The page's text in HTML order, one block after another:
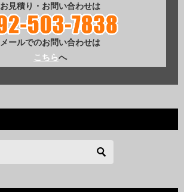
お見積り・お問い合わせは
メールでのお問い合わせは
こちらへ